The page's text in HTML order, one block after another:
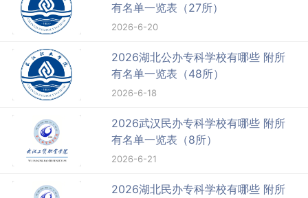
有名单一览表（27所）
2026-6-20
2026湖北公办专科学校有哪些 附所
有名单一览表（48所）
2026-6-18
2026武汉民办专科学校有哪些 附所
有名单一览表（8所）
2026-6-21
2026湖北民办专科学校有哪些 附所